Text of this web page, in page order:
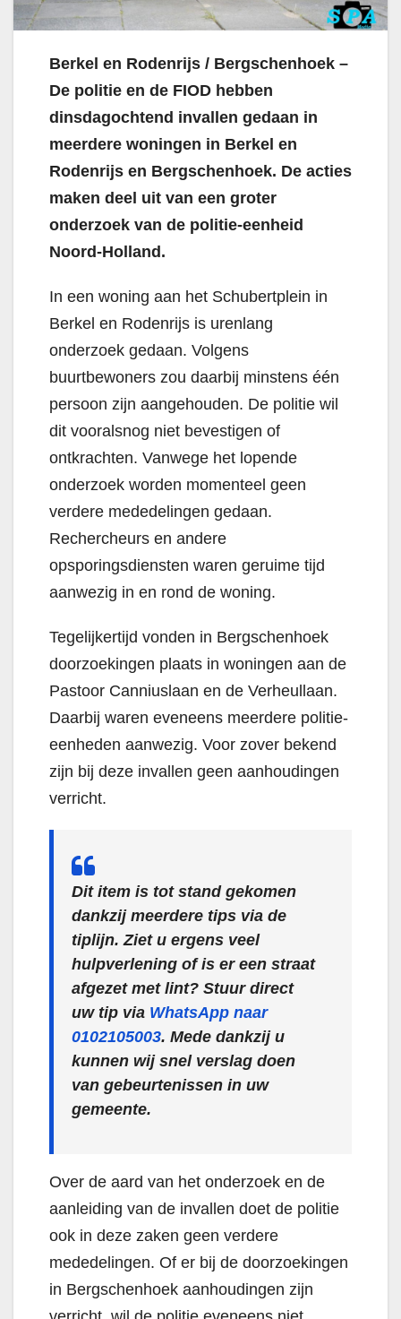
Berkel en Rodenrijs / Bergschenhoek –
De politie en de FIOD hebben
dinsdagochtend invallen gedaan in
meerdere woningen in Berkel en
Rodenrijs en Bergschenhoek. De acties
maken deel uit van een groter
onderzoek van de politie-eenheid
Noord-Holland.
In een woning aan het Schubertplein in
Berkel en Rodenrijs is urenlang
onderzoek gedaan. Volgens
buurtbewoners zou daarbij minstens één
persoon zijn aangehouden. De politie wil
dit vooralsnog niet bevestigen of
ontkrachten. Vanwege het lopende
onderzoek worden momenteel geen
verdere mededelingen gedaan.
Rechercheurs en andere
opsporingsdiensten waren geruime tijd
aanwezig in en rond de woning.
Tegelijkertijd vonden in Bergschenhoek
doorzoekingen plaats in woningen aan de
Pastoor Canniuslaan en de Verheullaan.
Daarbij waren eveneens meerdere politie-
eenheden aanwezig. Voor zover bekend
zijn bij deze invallen geen aanhoudingen
verricht.
Dit item is tot stand gekomen
dankzij meerdere tips via de
tiplijn. Ziet u ergens veel
hulpverlening of is er een straat
afgezet met lint? Stuur direct
uw tip via WhatsApp naar
0102105003. Mede dankzij u
kunnen wij snel verslag doen
van gebeurtenissen in uw
gemeente.
Over de aard van het onderzoek en de
aanleiding van de invallen doet de politie
ook in deze zaken geen verdere
mededelingen. Of er bij de doorzoekingen
in Bergschenhoek aanhoudingen zijn